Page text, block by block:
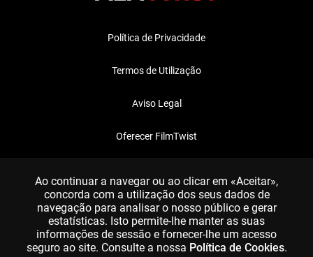
Política de Privacidade
Termos de Utilização
Aviso Legal
Oferecer FilmTwist
Ao continuar a navegar ou ao clicar em «Aceitar»,
concorda com a utilização dos seus dados de
navegação para analisar o nosso público e gerar
estatísticas. Isto permite-lhe manter as suas
informações de sessão e fornecer-lhe um acesso
seguro ao site. Consulte a nossa Política de Cookies.